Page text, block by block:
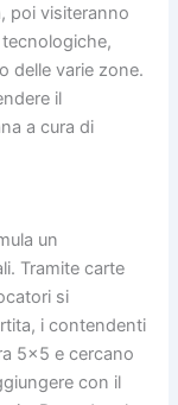
poi visiteranno
delle varie zone.
il
a cura di
un
Tramite carte
si
i contendenti
5×5 e cercano
con il